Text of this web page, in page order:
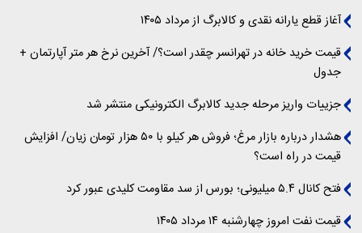
آغاز قطع یارانه نقدی و کالابرگ از مرداد ۱۴۰۵
قیمت خرید خانه در تهرانسر چقدر است؟/ آخرین نرخ هر متر آپارتمان +
جدول
جزییات واریز مرحله جدید کالابرگ الکترونیکی منتشر شد
هشدار درباره بازار مرغ؛ فروش هر کیلو با ۵۰ هزار تومان زیان/ افزایش
قیمت در راه است؟
فتح کانال ۵.۴ میلیونی؛ بورس از سد مقاومت کلیدی عبور کرد
قیمت نفت امروز چهارشنبه ۱۴ مرداد ۱۴۰۵